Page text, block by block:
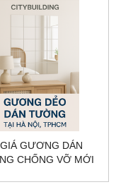
GIÁ GƯƠNG DÁN
CHỐNG VỠ MỚI